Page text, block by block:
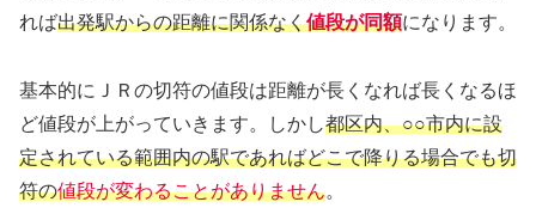
れば出発駅からの距離に関係なく値段が同額になります。
基本的にＪＲの切符の値段は距離が長くなれば長くなるほ
ど値段が上がっていきます。しかし都区内、○○市内に設
定されている範囲内の駅であればどこで降りる場合でも切
符の値段が変わることがありません。